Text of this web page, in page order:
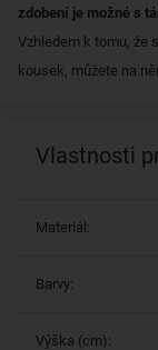
zdobení je možné s
Vzhledem k tomu, že
kousek, můžete na
Vlastnosti
Materiál:
Barvy:
Výška (cm):